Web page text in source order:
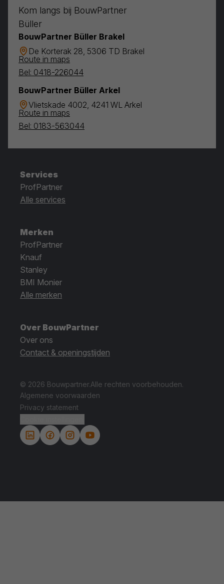
Kom langs bij BouwPartner
Büller
BouwPartner Büller Brakel
De Korterak 28, 5306 TD Brakel
Route in maps
Bel: 0418-226044
BouwPartner Büller Arkel
Vlietskade 4002, 4241 WL Arkel
Route in maps
Bel: 0183-563044
Services
ProfPartner
Alle services
Merken
ProfPartner
Knauf
Stanley
BMI Monier
Alle merken
Over BouwPartner
Over ons
Contact & openingstijden
© 2026 Bouwpartner.Alle rechten voorbehouden.
Algemene voorwaarden
Privacy statement